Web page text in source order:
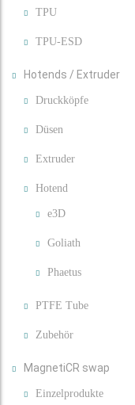
TPU
TPU-ESD
Hotends / Extruder
Druckköpfe
Düsen
Extruder
Hotend
e3D
Goliath
Phaetus
PTFE Tube
Zubehör
MagnetiCR swap
Einzelprodukte